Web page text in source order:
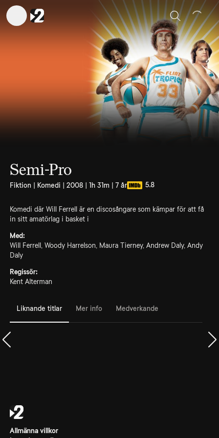
Sök
Semi-Pro
Fiktion | Komedi | 2008 | 1h 31m | 7 år 5.8
Komedi där Will Ferrell är en discosångare som kämpar för att få
in sitt amatörlag i basket i
Med:
Will Ferrell, Woody Harrelson, Maura Tierney, Andrew Daly, Andy
Daly
Regissör:
Kent Alterman
Liknande titlar Mer info Medverkande
Allmänna villkor